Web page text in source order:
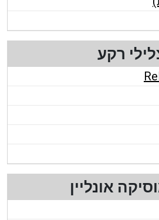
רקע
אונליין